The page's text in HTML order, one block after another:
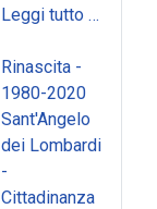
Leggi tutto …
Rinascita -
1980-2020
Sant'Angelo
dei Lombardi
-
Cittadinanza